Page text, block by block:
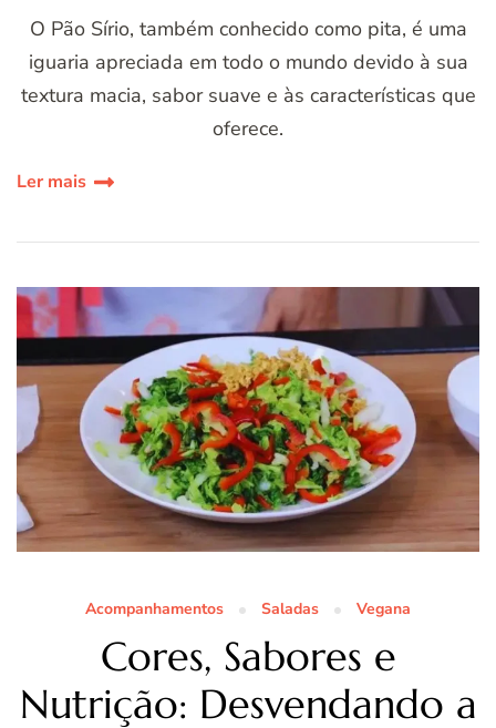
O Pão Sírio, também conhecido como pita, é uma
iguaria apreciada em todo o mundo devido à sua
textura macia, sabor suave e às características que
oferece.
Ler mais
Acompanhamentos Saladas Vegana
Cores, Sabores e
Nutrição: Desvendando a